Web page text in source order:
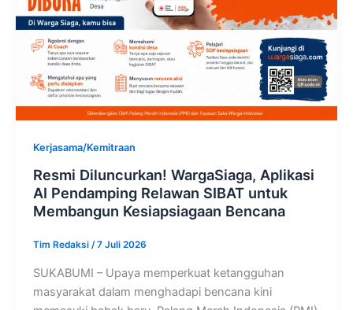
Kerjasama/Kemitraan
Resmi Diluncurkan! WargaSiaga, Aplikasi
AI Pendamping Relawan SIBAT untuk
Membangun Kesiapsiagaan Bencana
Tim Redaksi /7 Juli 2026
SUKABUMI – Upaya memperkuat ketangguhan
masyarakat dalam menghadapi bencana kini